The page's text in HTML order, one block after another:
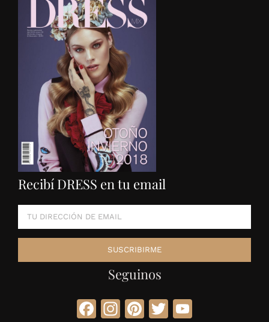
Recibí DRESS en tu email
Seguinos
Facebook
Instagram
Pinterest
Twitter